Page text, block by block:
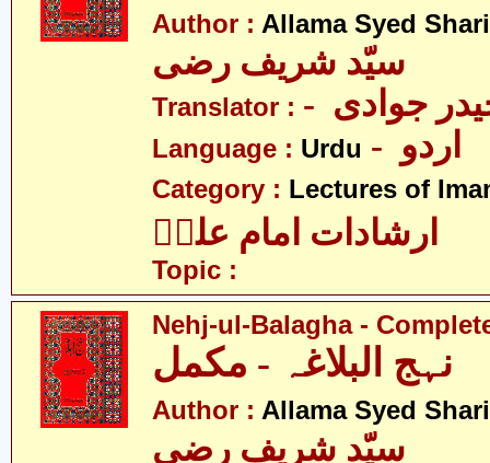
Author : Allama Syed
سیّد شریف رضی
Translator : جوادی
Language : Urdu
Category : Lectures of
ارشادات امام علیؑ
Topic :
Nehj-ul-Balagha -
Author : Allama Syed
سیّد شریف رضی